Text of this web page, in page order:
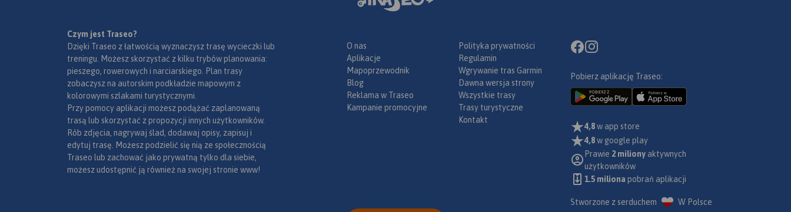
Czym jest Traseo?
Dzięki Traseo z łatwością wyznaczysz trasę wycieczki lub
treningu. Możesz skorzystać z kilku trybów planowania:
pieszego, rowerowych i narciarskiego. Plan trasy
zobaczysz na autorskim podkładzie mapowym z
kolorowymi szlakami turystycznymi.
Przy pomocy aplikacji możesz podążać zaplanowaną
trasą lub skorzystać z propozycji innych użytkowników.
Rób zdjęcia, nagrywaj ślad, dodawaj opisy, zapisuj i
edytuj trasę. Możesz podzielić się nią ze społecznością
Traseo lub zachować jako prywatną tylko dla siebie,
możesz udostępnić ją również na swojej stronie www!
O nas
Aplikacje
Mapoprzewodnik
Blog
Reklama w Traseo
Kampanie promocyjne
Polityka prywatności
Regulamin
Wgrywanie tras Garmin
Dawna wersja strony
Wszystkie trasy
Trasy turystyczne
Kontakt
Pobierz aplikację Traseo:
4,8w app store
4,8w google play
Prawie 2 miliony aktywnych
użytkowników
1.5 miliona pobrań aplikacji
Stworzone z serduchem W Polsce